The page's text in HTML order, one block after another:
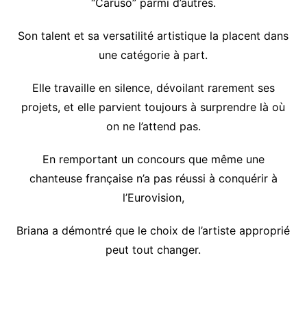
“Caruso” parmi d’autres.
Son talent et sa versatilité artistique la placent dans
une catégorie à part.
Elle travaille en silence, dévoilant rarement ses
projets, et elle parvient toujours à surprendre là où
on ne l’attend pas.
En remportant un concours que même une
chanteuse française n’a pas réussi à conquérir à
l’Eurovision,
Briana a démontré que le choix de l’artiste approprié
peut tout changer.